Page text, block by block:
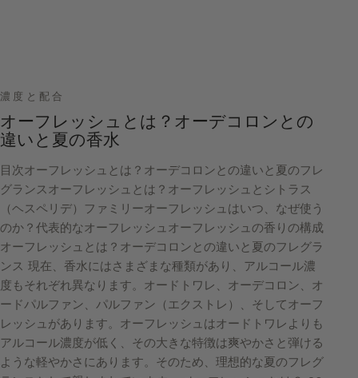
濃度と配合
オーフレッシュとは？オーデコロンとの
違いと夏の香水
目次オーフレッシュとは？オーデコロンとの違いと夏のフレ
グランスオーフレッシュとは？オーフレッシュとシトラス
（ヘスペリデ）ファミリーオーフレッシュはいつ、なぜ使う
のか？代表的なオーフレッシュオーフレッシュの香りの構成
オーフレッシュとは？オーデコロンとの違いと夏のフレグラ
ンス 現在、香水にはさまざまな種類があり、アルコール濃
度もそれぞれ異なります。オードトワレ、オーデコロン、オ
ードパルファン、パルファン（エクストレ）、そしてオーフ
レッシュがあります。オーフレッシュはオードトワレよりも
アルコール濃度が低く、その大きな特徴は爽やかさと弾ける
ような軽やかさにあります。そのため、理想的な夏のフレグ